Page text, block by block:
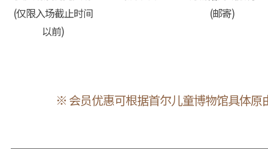
(仅限入场截止时间
以前)
(邮寄)
※ 会员优惠可根据首尔儿童博物馆具体原